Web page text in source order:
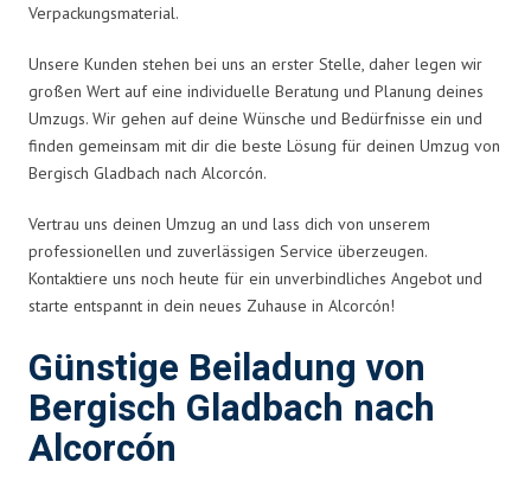
Verpackungsmaterial.
Unsere Kunden stehen bei uns an erster Stelle, daher legen wir
großen Wert auf eine individuelle Beratung und Planung deines
Umzugs. Wir gehen auf deine Wünsche und Bedürfnisse ein und
finden gemeinsam mit dir die beste Lösung für deinen Umzug von
Bergisch Gladbach nach Alcorcón.
Vertrau uns deinen Umzug an und lass dich von unserem
professionellen und zuverlässigen Service überzeugen.
Kontaktiere uns noch heute für ein unverbindliches Angebot und
starte entspannt in dein neues Zuhause in Alcorcón!
Günstige Beiladung von
Bergisch Gladbach nach
Alcorcón